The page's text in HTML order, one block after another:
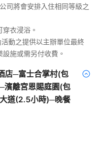
司將會安排入住相同等級之
衣浸浴。
動之提供以主辦單位最終
施或需另付收費。
店─富士合掌村(包
離宮恩賜庭園(包
道(2.5小時)─晚餐